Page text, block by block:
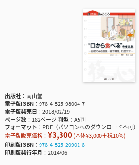
出版社
南山堂
電子版ISBN
978-4-525-98004-7
電子版発売日
2018/02/19
ページ数
182ページ判型
A5判
フォーマット
PDF（パソコンへのダウンロード不可）
電子版販売価格： ¥3,300(本体¥3,000＋税10％)
印刷版ISBN
978-4-525-20901-8
印刷版発行年月
2014/06